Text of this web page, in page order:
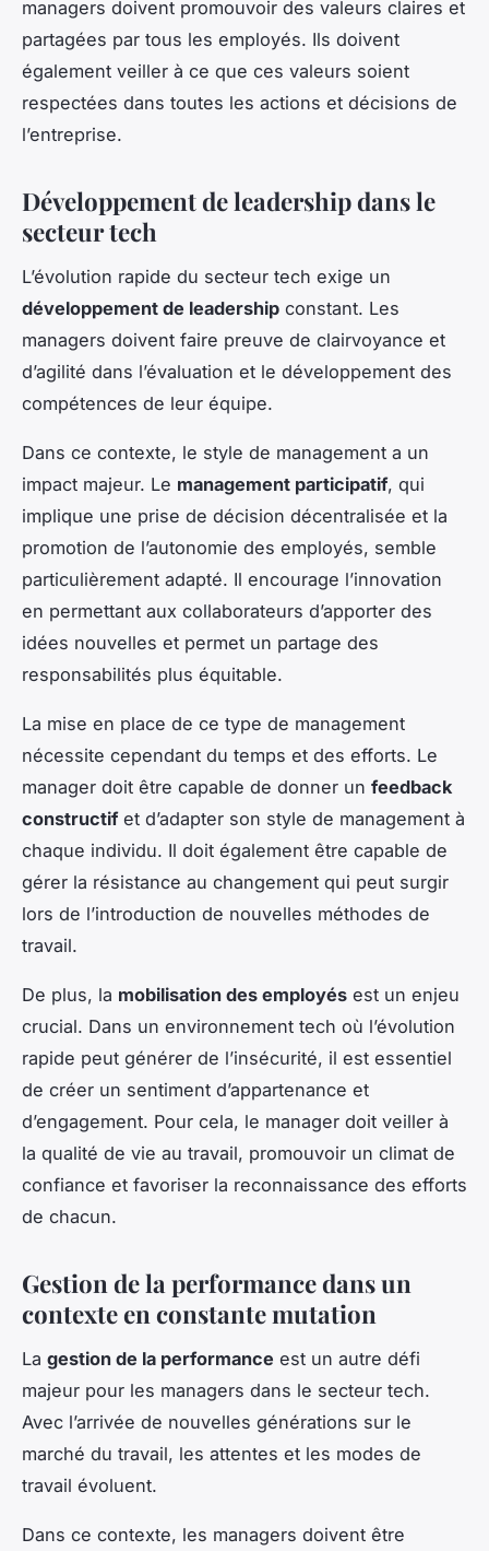
managers doivent promouvoir des valeurs claires et
partagées par tous les employés. Ils doivent
également veiller à ce que ces valeurs soient
respectées dans toutes les actions et décisions de
l’entreprise.
Développement de leadership dans le
secteur tech
L’évolution rapide du secteur tech exige un
développement de leadership constant. Les
managers doivent faire preuve de clairvoyance et
d’agilité dans l’évaluation et le développement des
compétences de leur équipe.
Dans ce contexte, le style de management a un
impact majeur. Le management participatif, qui
implique une prise de décision décentralisée et la
promotion de l’autonomie des employés, semble
particulièrement adapté. Il encourage l’innovation
en permettant aux collaborateurs d’apporter des
idées nouvelles et permet un partage des
responsabilités plus équitable.
La mise en place de ce type de management
nécessite cependant du temps et des efforts. Le
manager doit être capable de donner un feedback
constructifet d’adapter son style de management à
chaque individu. Il doit également être capable de
gérer la résistance au changement qui peut surgir
lors de l’introduction de nouvelles méthodes de
travail.
De plus, la mobilisation des employés est un enjeu
crucial. Dans un environnement tech où l’évolution
rapide peut générer de l’insécurité, il est essentiel
de créer un sentiment d’appartenance et
d’engagement. Pour cela, le manager doit veiller à
la qualité de vie au travail, promouvoir un climat de
confiance et favoriser la reconnaissance des efforts
de chacun.
Gestion de la performance dans un
contexte en constante mutation
La gestion de la performance est un autre défi
majeur pour les managers dans le secteur tech.
Avec l’arrivée de nouvelles générations sur le
marché du travail, les attentes et les modes de
travail évoluent.
Dans ce contexte, les managers doivent être